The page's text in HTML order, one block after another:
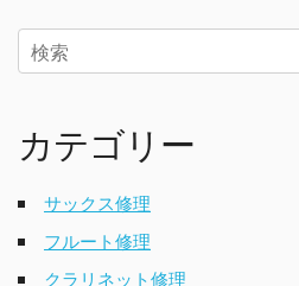
カテゴリー
サックス修理
フルート修理
クラリネット修理